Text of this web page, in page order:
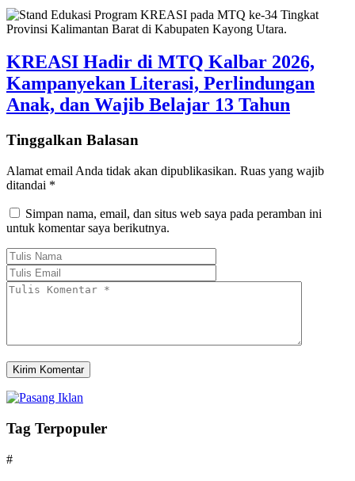
KREASI Hadir di MTQ Kalbar 2026,
Kampanyekan Literasi, Perlindungan
Anak, dan Wajib Belajar 13 Tahun
Tinggalkan Balasan
Alamat email Anda tidak akan dipublikasikan. Ruas yang wajib
ditandai *
Simpan nama, email, dan situs web saya pada peramban ini
untuk komentar saya berikutnya.
Tag Terpopuler
#